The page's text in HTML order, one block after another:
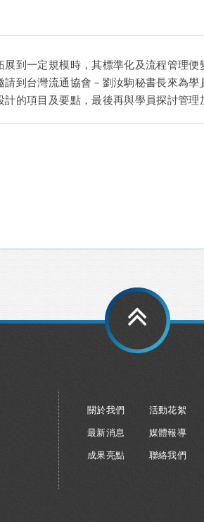
展到一定規模時，其標準化及流程管理
請到台灣流通協會－劉汝駒秘書長來為
計的項目及要點，最後再與學員探討管理
關於我們
最新消息
成果亮點
活動花絮
媒體報導
聯絡我們